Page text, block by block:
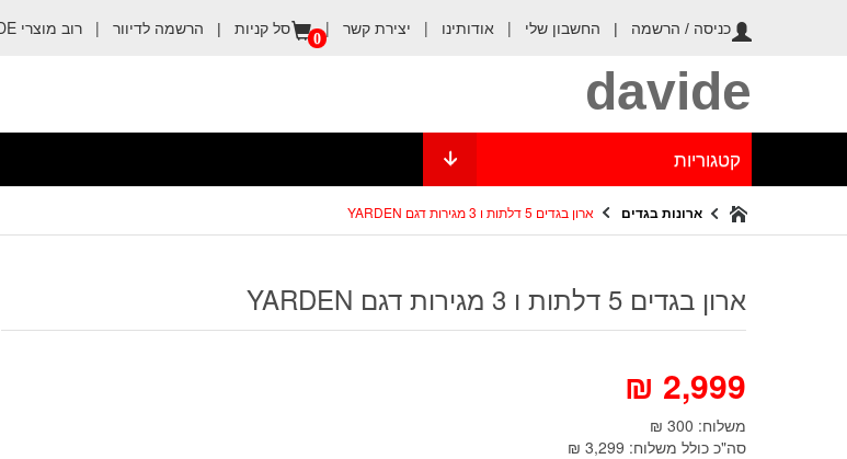
כניסה / הרשמה | החשבון שלי | אודותינו | יצירת קשר |
0 סל קניות | הרשמה לדיוור | רוב מוצרי DAVIDE זמינים גם באתר קניה טובה
davide
קטגוריות
ארונות בגדים ארון בגדים 5 דלתות ו 3 מגירות דגם YARDEN
ארון בגדים 5 דלתות ו 3 מגירות דגם YARDEN
2,999
₪
משלוח: 300 ₪
סה"כ כולל משלוח: 3,299 ₪